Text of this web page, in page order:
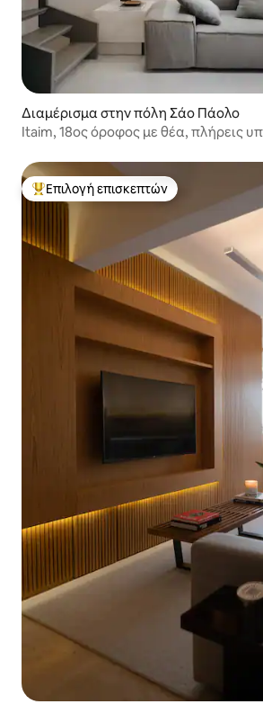
Διαμέρισμα στην πόλη Σάο Πάολο
Itaim, 18ος όροφος με θέα, πλήρεις
Κορυφαία επιλογή επισκεπτών
Επιλογή επισκεπτών